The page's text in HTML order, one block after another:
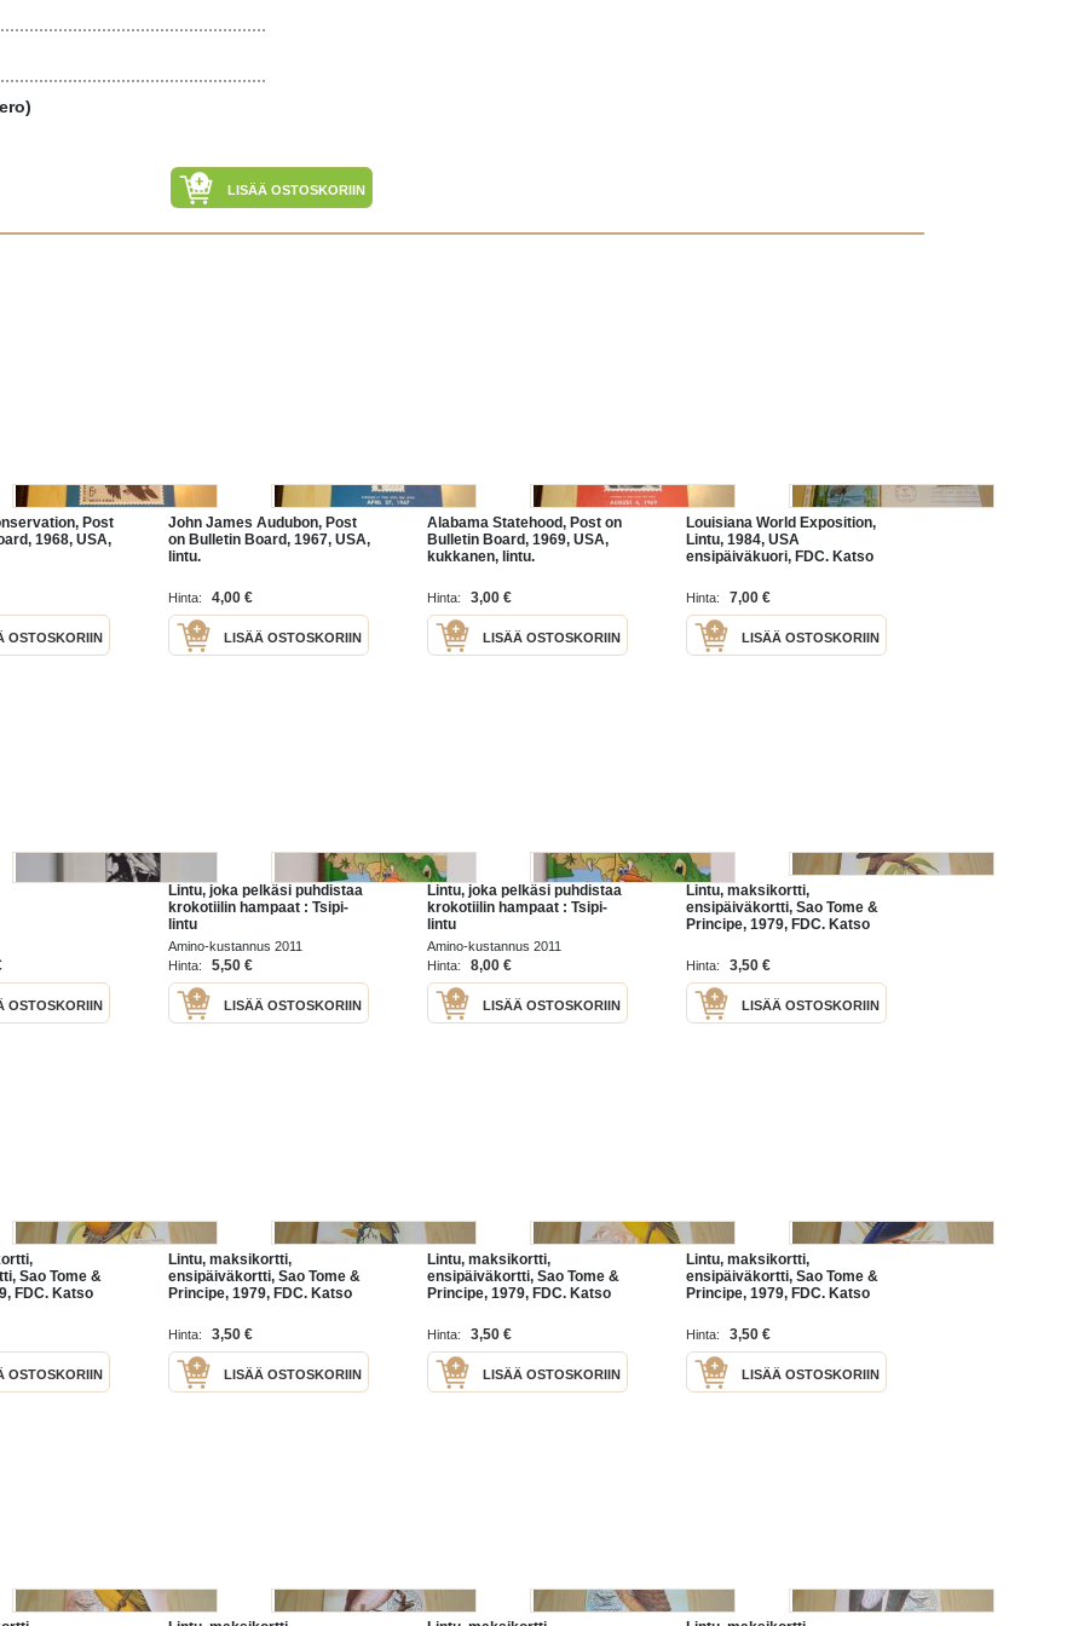
LISÄÄ OSTOSKORIIN
Post
1968, USA,
OSTOSKORIIN
John James Audubon, Post
on Bulletin Board, 1967, USA,
lintu.
Hinta: 4,00 €
LISÄÄ OSTOSKORIIN
Alabama Statehood, Post on
Bulletin Board, 1969, USA,
kukkanen, lintu.
Hinta: 3,00 €
LISÄÄ OSTOSKORIIN
Louisiana World Exposition,
Lintu, 1984, USA
ensipäiväkuori, FDC. Katso
noin 1 200 amerikkalaista
ensipäiväkuorta 1920-luvulta
Hinta: 7,00 €
LISÄÄ OSTOSKORIIN
OSTOSKORIIN
Lintu, joka pelkäsi puhdistaa
krokotiilin hampaat : Tsipi-
lintu
Amino-kustannus 2011
Hinta:
5,50 €
LISÄÄ OSTOSKORIIN
Lintu, joka pelkäsi puhdistaa
krokotiilin hampaat : Tsipi-
lintu
Amino-kustannus 2011
Hinta:
8,00 €
LISÄÄ OSTOSKORIIN
Lintu, maksikortti,
ensipäiväkortti, Sao Tome &
Principe, 1979, FDC. Katso
noin 1200 erilaista
amerikkalaista
ensipäiväkuorta
Hinta: 3,50 €
LISÄÄ OSTOSKORIIN
Sao Tome &
FDC. Katso
OSTOSKORIIN
Lintu, maksikortti,
ensipäiväkortti, Sao Tome &
Principe, 1979, FDC. Katso
noin 1200 erilaista
amerikkalaista
ensipäiväkuorta
Hinta: 3,50 €
LISÄÄ OSTOSKORIIN
Lintu, maksikortti,
ensipäiväkortti, Sao Tome &
Principe, 1979, FDC. Katso
noin 1200 erilaista
amerikkalaista
ensipäiväkuorta
Hinta: 3,50 €
LISÄÄ OSTOSKORIIN
Lintu, maksikortti,
ensipäiväkortti, Sao Tome &
Principe, 1979, FDC. Katso
noin 1200 erilaista
amerikkalaista
ensipäiväkuorta
Hinta: 3,50 €
LISÄÄ OSTOSKORIIN